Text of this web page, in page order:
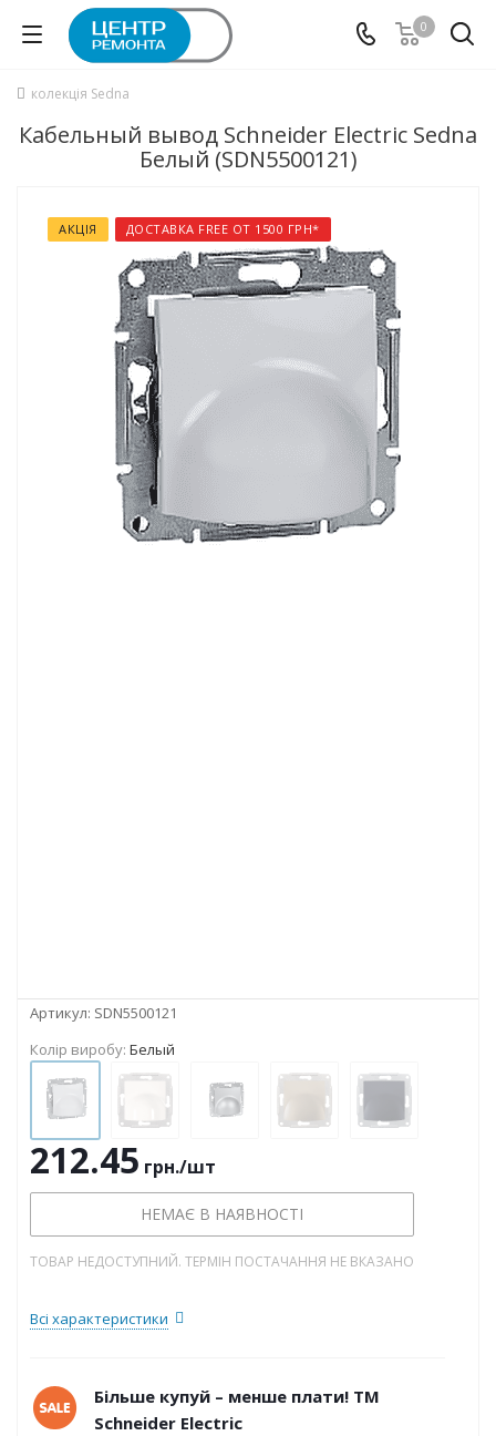
0
колекція Sedna
Кабельный вывод Schneider Electric Sedna
Белый (SDN5500121)
АКЦІЯ ДОСТАВКА FREE ОТ 1500 ГРН*
Артикул: SDN5500121
Колір виробу: Белый
212.45 грн./шт
НЕМАЄ В НАЯВНОСТІ
ТОВАР НЕДОСТУПНИЙ. ТЕРМІН ПОСТАЧАННЯ НЕ ВКАЗАНО
Всі характеристики
Більше купуй – менше плати! ТМ
Schneider Electric